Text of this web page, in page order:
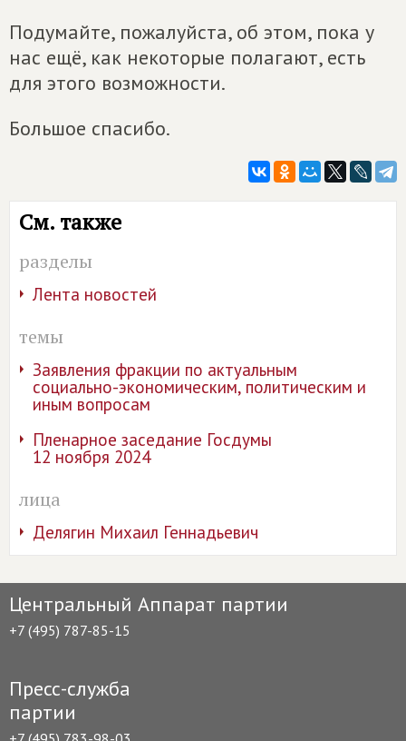
Подумайте, пожалуйста, об этом, пока у
нас ещё, как некоторые полагают, есть
для этого возможности.
Большое спасибо.
См. также
разделы
Лента новостей
темы
Заявления фракции по актуальным
социально-экономическим, политическим и
иным вопросам
Пленарное заседание Госдумы
12 ноября 2024
лица
Делягин Михаил Геннадьевич
Центральный Аппарат партии
+7 (495) 787-85-15
Пресс-служба
партии